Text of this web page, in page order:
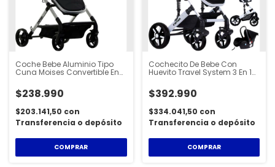
Coche Bebe Aluminio Tipo
Cuna Moises Convertible En
$238.990
$203.141,50 con
Transferencia o depósito
COMPRAR
Cochecito De Bebe Con
Huevito Travel System 3 En 1
$392.990
$334.041,50 con
Transferencia o depósito
COMPRAR